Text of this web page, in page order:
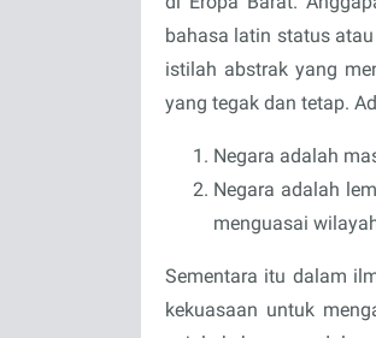
bahasa latin status atau
istilah abstrak yang
yang tegak dan tetap.
Negara adalah
Negara adalah
menguasai
Sementara itu dalam
kekuasaan untuk